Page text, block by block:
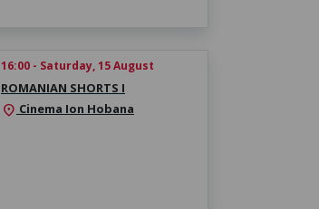
16:00 - Saturday, 15 August
ROMANIAN SHORTS I
location_on Cinema Ion Hobana